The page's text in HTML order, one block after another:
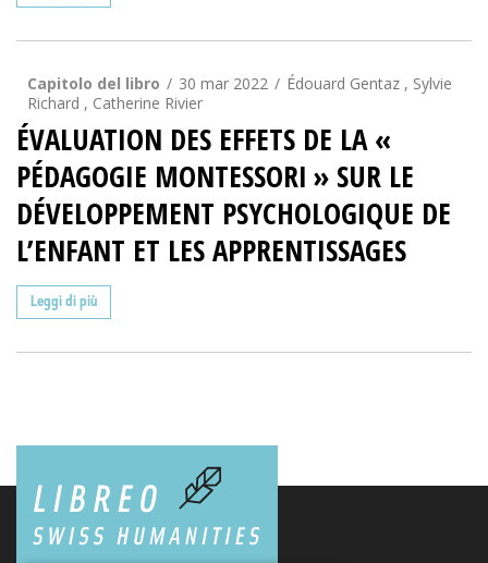
Capitolo del libro 30 mar 2022
Édouard Gentaz , Sylvie
Richard , Catherine Rivier
ÉVALUATION DES EFFETS DE LA «
PÉDAGOGIE MONTESSORI » SUR LE
DÉVELOPPEMENT PSYCHOLOGIQUE DE
L’ENFANT ET LES APPRENTISSAGES
Leggi di più